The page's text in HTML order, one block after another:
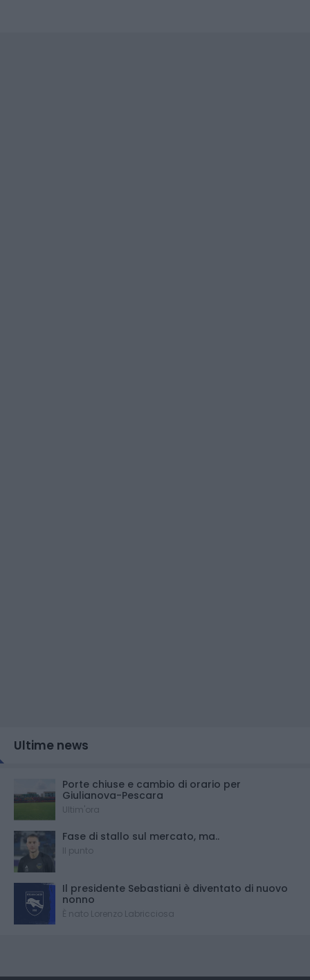
Ultime news
Porte chiuse e cambio di orario per
Giulianova-Pescara
Ultim'ora
Fase di stallo sul mercato, ma..
Il punto
Il presidente Sebastiani è diventato di nuovo
nonno
È nato Lorenzo Labricciosa